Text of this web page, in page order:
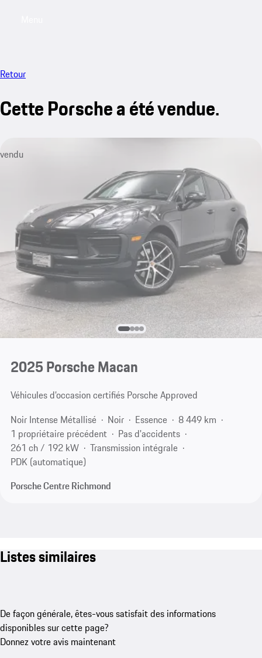
Retour
Cette Porsche a été vendue.
vendu
2025 Porsche Macan
Véhicules d’occasion certifiés Porsche Approved
Noir Intense Métallisé
Noir Essence
8 449 km
1 propriétaire précédent
Pas d'accidents
261 ch / 192 kW
Transmission intégrale
PDK (automatique)
Porsche Centre Richmond
Listes similaires
De façon générale, êtes-vous satisfait des informations
disponibles sur cette page?
Donnez votre avis maintenant